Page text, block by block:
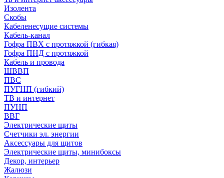
Изолента
Скобы
Кабеленесущие системы
Кабель-канал
Гофра ПВХ с протяжкой (гибкая)
Гофра ПНД с протяжкой
Кабель и провода
ШВВП
ПВС
ПУГНП (гибкий)
ТВ и интернет
ПУНП
ВВГ
Электрические щиты
Счетчики эл. энергии
Аксессуары для щитов
Электрические щиты, минибоксы
Декор, интерьер
Жалюзи